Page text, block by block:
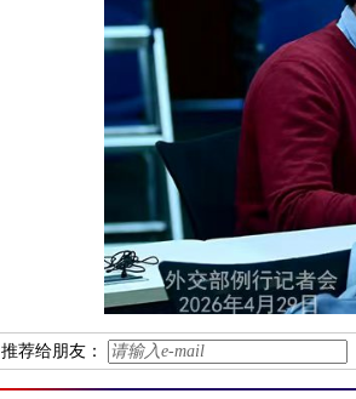
推荐给朋友：